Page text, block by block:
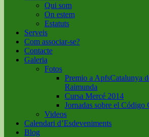
Qui som
On estem
Estatuts
Serveis
Com associar-se?
Contacte
Galeria
Fotos
Premio a ApfsCatalunya
Raimunda
Cursa Mercé 2014
Jornadas sobre el
Videos
Calendari d’Esdeveniments
Blog